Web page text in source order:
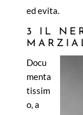
ed evita.
3 IL
Docu
menta
tissim
o, a